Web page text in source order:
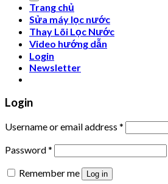
Trang chủ
Sửa máy lọc nước
Thay Lõi Lọc Nước
Video hướng dẫn
Login
Newsletter
Login
Username or email address *
Password*
Remember me
Log in